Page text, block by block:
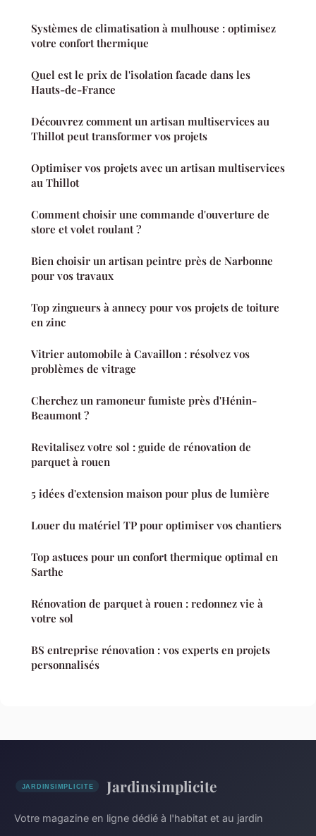
Systèmes de climatisation à mulhouse : optimisez
votre confort thermique
Quel est le prix de l'isolation facade dans les
Hauts-de-France
Découvrez comment un artisan multiservices au
Thillot peut transformer vos projets
Optimiser vos projets avec un artisan multiservices
au Thillot
Comment choisir une commande d'ouverture de
store et volet roulant ?
Bien choisir un artisan peintre près de Narbonne
pour vos travaux
Top zingueurs à annecy pour vos projets de toiture
en zinc
Vitrier automobile à Cavaillon : résolvez vos
problèmes de vitrage
Cherchez un ramoneur fumiste près d'Hénin-
Beaumont ?
Revitalisez votre sol : guide de rénovation de
parquet à rouen
5 idées d'extension maison pour plus de lumière
Louer du matériel TP pour optimiser vos chantiers
Top astuces pour un confort thermique optimal en
Sarthe
Rénovation de parquet à rouen : redonnez vie à
votre sol
BS entreprise rénovation : vos experts en projets
personnalisés
Jardinsimplicite
Votre magazine en ligne dédié à l'habitat et au jardin